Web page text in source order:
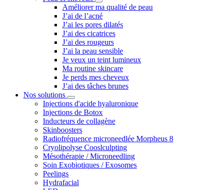
Améliorer ma qualité de peau
J’ai de l’acné
J’ai les pores dilatés
J’ai des cicatrices
J’ai des rougeurs
J’ai la peau sensible
Je veux un teint lumineux
Ma routine skincare
Je perds mes cheveux
J’ai des tâches brunes
Nos solutions
Injections d'acide hyaluronique
Injections de Botox
Inducteurs de collagène
Skinboosters
Radiofréquence microneedlée Morpheus 8
Cryolipolyse Cooslculpting
Mésothérapie / Microneedling
Soin Exobiotiques / Exosomes
Peelings
Hydrafacial